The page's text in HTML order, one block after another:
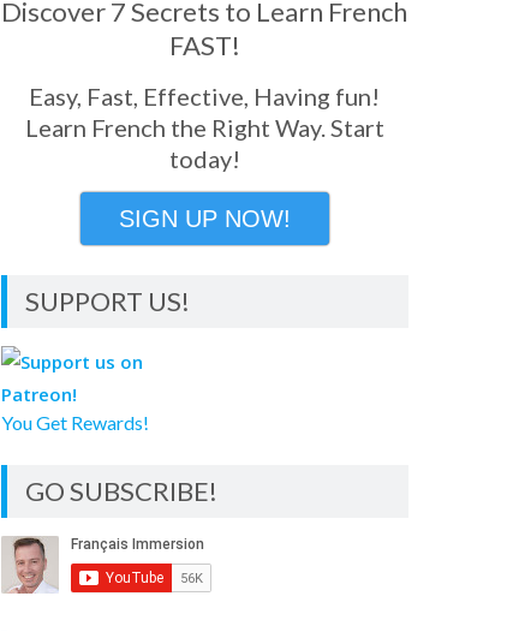
Discover 7 Secrets to Learn French
FAST!
Easy, Fast, Effective, Having fun!
Learn French the Right Way. Start
today!
SIGN UP NOW!
SUPPORT US!
You Get Rewards!
GO SUBSCRIBE!